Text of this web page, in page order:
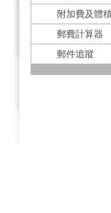
附加費及體
郵費計算器
郵件追蹤